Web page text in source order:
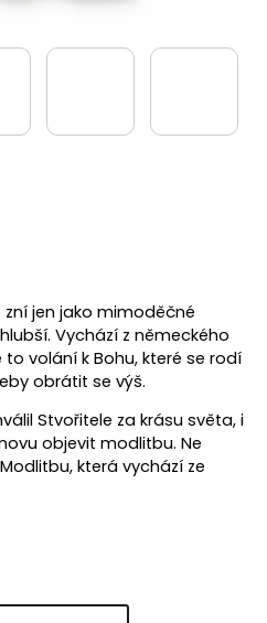
zní jen jako mimoděčné
Vychází z německého
to volání k Bohu, které se rodí
obrátit se výš.
Stvořitele za krásu světa, i
objevit modlitbu. Ne
která vychází ze